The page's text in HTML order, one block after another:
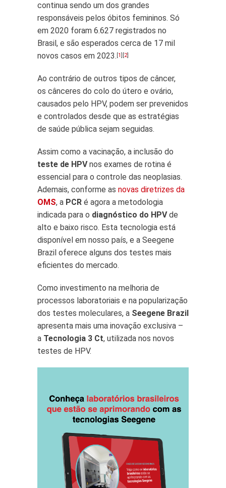
continua sendo um dos grandes
responsáveis pelos óbitos femininos. Só
em 2020 foram 6.627 registrados no
Brasil, e são esperados cerca de 17 mil
novos casos em 2023. 1 2]
Ao contrário de outros tipos de câncer,
os cânceres do colo do útero e ovário,
causados pelo HPV, podem ser prevenidos
e controlados desde que as estratégias
de saúde pública sejam seguidas.
Assim como a vacinação, a inclusão do
teste de HPVnos exames de rotina é
essencial para o controle das neoplasias.
Ademais, conforme as novas diretrizes da
OMS, a PCR é agora a metodologia
indicada para o diagnóstico do HPVde
alto e baixo risco. Esta tecnologia está
disponível em nosso país, e a Seegene
Brazil oferece alguns dos testes mais
eficientes do mercado.
Como investimento na melhoria de
processos laboratoriais e na popularização
dos testes moleculares, a Seegene Brazil
apresenta mais uma inovação exclusiva –
a Tecnologia 3 Ct, utilizada nos novos
testes de HPV.